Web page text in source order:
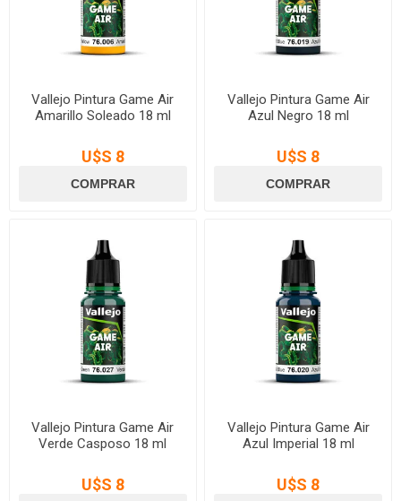
Vallejo Pintura Game Air
Amarillo Soleado 18 ml
U$S 8
Vallejo Pintura Game Air
Azul Negro 18 ml
U$S 8
Vallejo Pintura Game Air
Verde Casposo 18 ml
U$S 8
Vallejo Pintura Game Air
Azul Imperial 18 ml
U$S 8